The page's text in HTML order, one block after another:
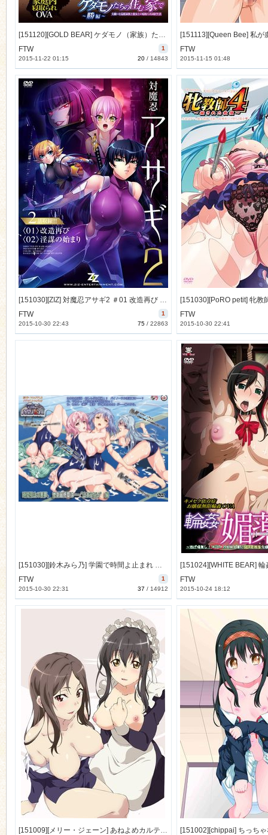
[151120][GOLD BEAR] ケダモノ（家族）たちの住む家で ～勝 編～ 大嫌いな最低家族と彼女との寝取られ同居生活 (DVD 720x480 x264) [390M]
1
FTW
20/ 14843
2015-11-22 01:15
FTW
2015-11-15 01:48
[151030][ZIZ] 対魔忍アサギ2 ＃01 改造再び #02 淫謀の始まり (BD 1920x1080 x264) [1797M]
1
FTW
75/ 22863
2015-10-30 22:43
FTW
2015-10-30 22:41
[151030][鈴木みら乃] 学園で時間よ止まれ 時間停止の悪夢。惨劇最終章は……“止まらない”編 (DVD 720x480 x264) [364M]
1
FTW
37 / 14912
2015-10-30 22:31
FTW
2015-10-24 18:12
[151009][メリー・ジェーン] あねよめカルテット 上巻 キャリアウーマンな姉と引きこもりメイド姉 (DVD 720x480 x264) [208M]